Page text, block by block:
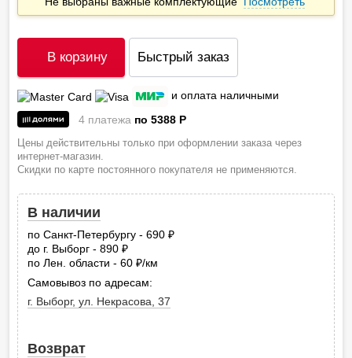
В корзину Быстрый заказ
и оплата наличными
4 платежа по 5388 P
Цены действительны только при оформлении заказа через
интернет-магазин.
Скидки по карте постоянного покупателя не применяются.
В наличии
по Санкт-Петербургу - 690
до г. Выборг - 890
по Лен. области - 60
руб.
/км
Самовывоз по адресам:
г. Выборг, ул. Некрасова, 37
Возврат